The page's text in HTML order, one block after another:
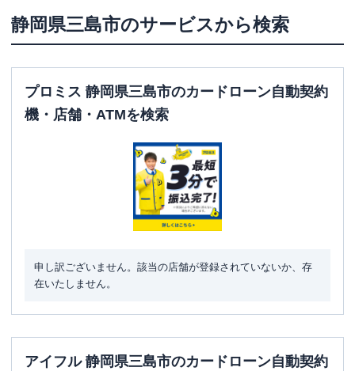
営業時間
土曜：09:00-21:00
ATM営業時間
平日：24時間
土曜：24時間
日祝： 24時間
〇
静岡県三島市梅名３７７-５ １Ｆ
営業時間
平日：9：00～15：00
ATM営業時間
土曜：8：00～21：00
日祝：8：00～21：00
静岡県三島市のサービスから検索
プロミス 静岡県三島市のカードローン自動契約
機・店舗・ATMを検索
申し訳ございません。該当の店舗が登録されていないか、存
在いたしません。
アイフル 静岡県三島市のカードローン自動契約